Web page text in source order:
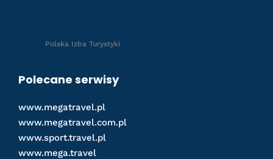
Polska Izba Turystyki
Polecane serwisy
www.megatravel.pl
www.megatravel.com.pl
www.sport.travel.pl
www.mega.travel